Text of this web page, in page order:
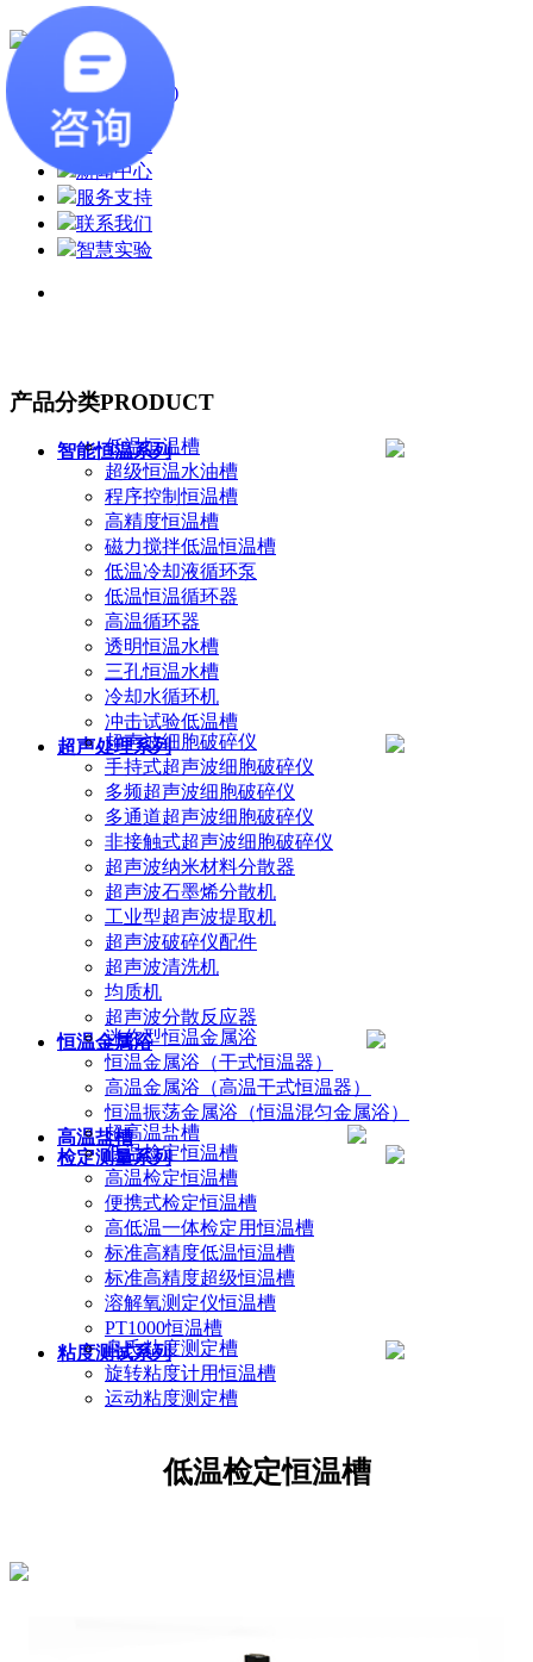
首页(current)
关于我们
产品展示
新闻中心
服务支持
联系我们
智慧实验
产品分类PRODUCT
智能恒温系列
低温恒温槽
超级恒温水油槽
程序控制恒温槽
高精度恒温槽
磁力搅拌低温恒温槽
低温冷却液循环泵
低温恒温循环器
高温循环器
透明恒温水槽
三孔恒温水槽
冷却水循环机
冲击试验低温槽
超声处理系列
超声波细胞破碎仪
手持式超声波细胞破碎仪
多频超声波细胞破碎仪
多通道超声波细胞破碎仪
非接触式超声波细胞破碎仪
超声波纳米材料分散器
超声波石墨烯分散机
工业型超声波提取机
超声波破碎仪配件
超声波清洗机
均质机
超声波分散反应器
恒温金属浴迷你型恒温金属浴
恒温金属浴（干式恒温器）
高温金属浴（高温干式恒温器）
恒温振荡金属浴（恒温混匀金属浴）
高温盐槽超高温盐槽
检定测量系列
低温检定恒温槽
高温检定恒温槽
便携式检定恒温槽
高低温一体检定用恒温槽
标准高精度低温恒温槽
标准高精度超级恒温槽
溶解氧测定仪恒温槽
PT1000恒温槽
粘度测试系列
乌氏粘度测定槽
旋转粘度计用恒温槽
运动粘度测定槽
低温检定恒温槽